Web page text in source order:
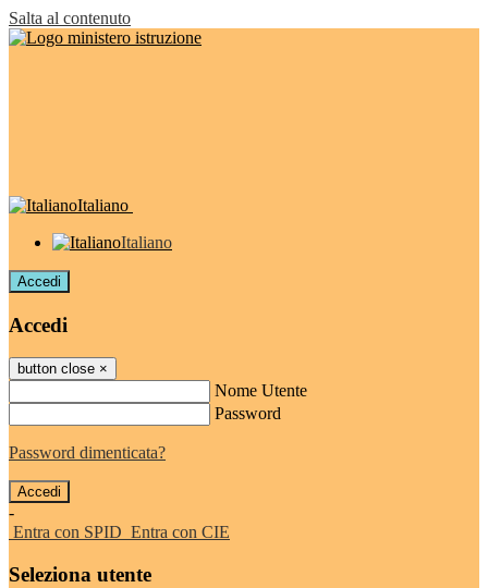
Salta al contenuto
Italiano
Italiano
Accedi
Accedi
button close ×
Nome Utente
Password
Password dimenticata?
-
Entra con SPID Entra con CIE
Seleziona utente